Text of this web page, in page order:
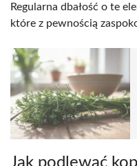
Regularna dbałość o te
które z pewnością
Jak podlewać